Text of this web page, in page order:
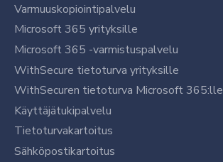
Varmuuskopiointipalvelu
Microsoft 365 yrityksille
Microsoft 365 -varmistuspalvelu
WithSecure tietoturva yrityksille
WithSecuren tietoturva Microsoft 365:lle
Käyttäjätukipalvelu
Tietoturvakartoitus
Sähköpostikartoitus